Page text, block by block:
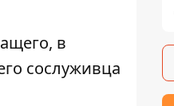
, в
сослуживца